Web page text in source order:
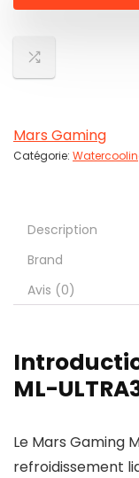
Mars Gaming
Catégorie:
Description
Brand
Avis (0)
ML-
Le Mars Gaming
refroidissement